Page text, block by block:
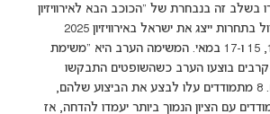
בשלב זה בנבחרת של "הכוכב הבא לאירוויזיון
2025", כשהזוכה הגדול בתחרות ייצג את ישראל באירוויזיון 2025
שיתקיים בבאזל ב-13, 15 ו-17 במאי. המשימה הערב היא "משימת
בוצעו הערב כשהשופטים התבקשו
להדיח שני מתמודדים. 8 מתמודדים עלו לבצע את הביצוע שלהם,
עם הציון הנמוך ביותר יעמדו להדחה, אז